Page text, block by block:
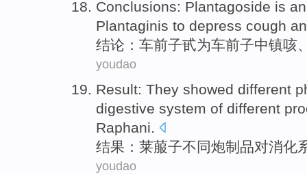
Conclusions: Plantagoside is
Plantaginis to depress cough
结论 ： 车前子甙为车前子中镇咳
youdao
Result: They showed different
digestive system of different
Raphani.
结果 ： 莱菔子不同炮制品对消化
youdao